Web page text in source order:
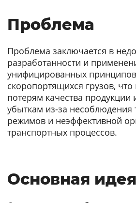
Проблема
Проблема заключается в
разработанности и
унифицированных
скоропортящихся грузов, что
потерям качества
убыткам из-за несоблюдения
режимов и неэффективной
транспортных процессов.
Основная идея